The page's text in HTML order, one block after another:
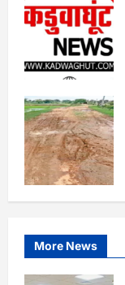
More News